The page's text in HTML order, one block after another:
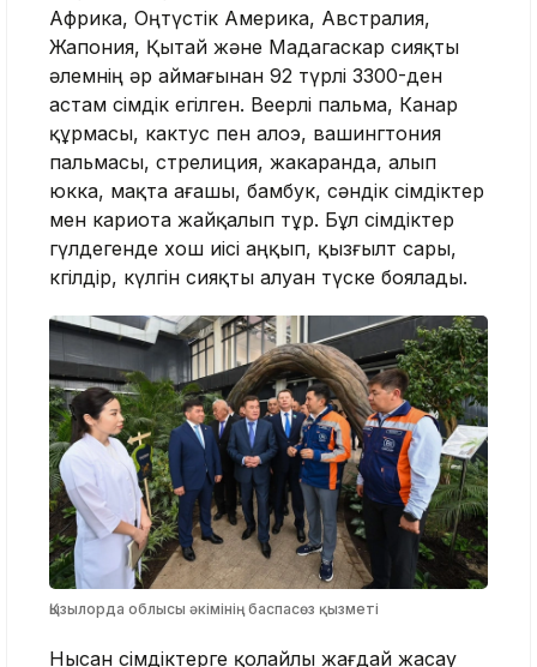
Африка, Оңтүстік Америка, Австралия,
Жапония, Қытай және Мадагаскар сияқты
әлемнің әр аймағынан 92 түрлі 3300-ден
астам өсімдік егілген. Веерлі пальма, Канар
құрмасы, кактус пен алоэ, вашингтония
пальмасы, стрелиция, жакаранда, алып
юкка, мақта ағашы, бамбук, сәндік өсімдіктер
мен кариота жайқалып тұр. Бұл өсімдіктер
гүлдегенде хош иісі аңқып, қызғылт сары,
көгілдір, күлгін сияқты алуан түске боялады.
Қызылорда облысы әкімінің баспасөз қызметі
Нысан өсімдіктерге қолайлы жағдай жасау